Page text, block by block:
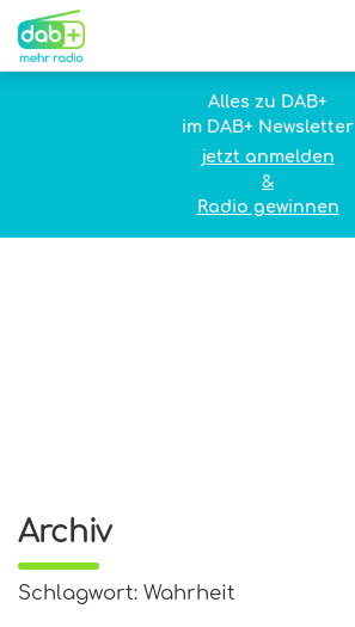
Alles zu DAB+
im DAB+ Newsletter
jetzt anmelden
&
Radio gewinnen
Archiv
Schlagwort: Wahrheit